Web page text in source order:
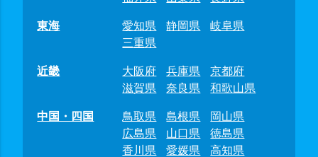
東海
愛知県 静岡県
岐阜県
三重県
近畿
大阪府 兵庫県
京都府
滋賀県
奈良県
和歌山県
中国・四国
鳥取県 島根県
岡山県
広島県
山口県
徳島県
香川県
愛媛県 高知県